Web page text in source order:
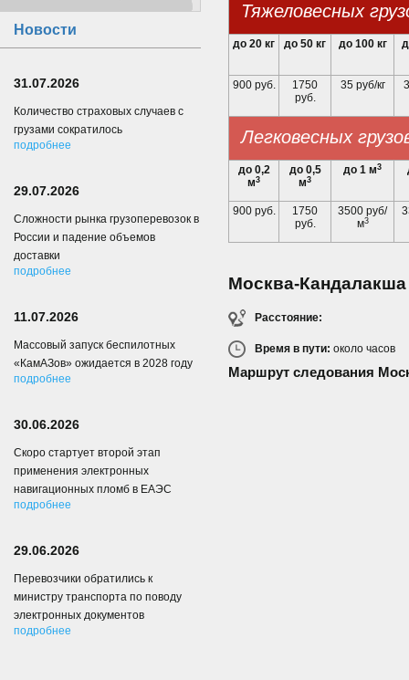
Тяжеловесных
до 20 кг до 50 кг до 100 кг
900 руб.
1750
руб.
35 руб/кг
Легковесных
до 0,2
м3
до 0,5
м3
до 1 м3
900 руб.
1750
руб.
3500 руб/
м3
Москва-Кандалакша
Расстояние:
Время в пути: около часов
Маршрут следования
Новости
31.07.2026
Количество страховых случаев с
грузами сократилось
подробнее
29.07.2026
Сложности рынка грузоперевозок в
России и падение объемов
доставки
подробнее
11.07.2026
Массовый запуск беспилотных
«КамАЗов» ожидается в 2028 году
подробнее
30.06.2026
Скоро стартует второй этап
применения электронных
навигационных пломб в ЕАЭС
подробнее
29.06.2026
Перевозчики обратились к
министру транспорта по поводу
электронных документов
подробнее